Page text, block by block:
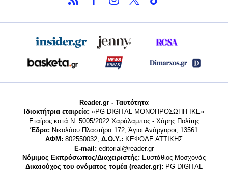
Reader.gr - Ταυτότητα
Ιδιοκτήτρια εταιρεία: «PG DIGITAL MONΟΠΡΟΣΩΠΗ ΙΚΕ»
Εταίρος κατά Ν. 5005/2022 Χαράλαμπος - Χάρης Πολίτης
Έδρα: Νικολάου Πλαστήρα 172, Άγιοι Ανάργυροι, 13561
ΑΦΜ: 802550032, Δ.Ο.Υ.: ΚΕΦΟΔΕ ΑΤΤΙΚΗΣ
E-mail: editorial@reader.gr
Νόμιμος Εκπρόσωπος/Διαχειριστής: Ευστάθιος Μοσχονάς
Δικαιούχος του ονόματος τομέα (reader.gr): PG DIGITAL